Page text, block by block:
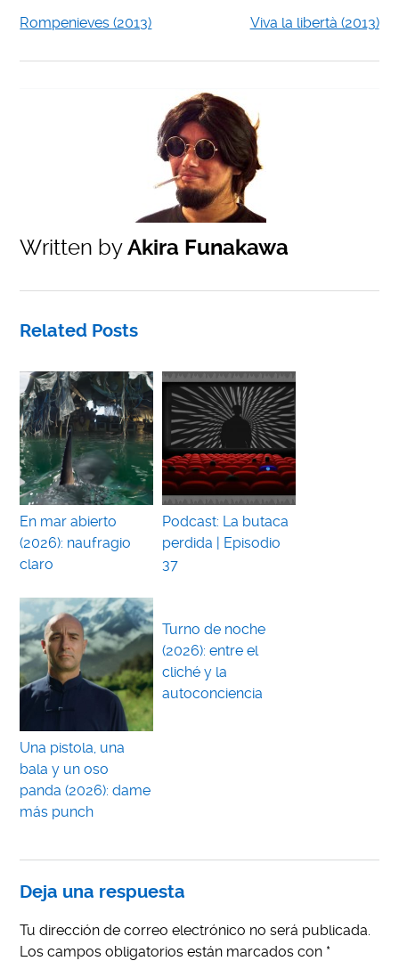
Rompenieves (2013) Viva la libertà (2013)
Written byAkira Funakawa
Related Posts
En mar abierto
(2026): naufragio
claro
Podcast: La butaca
perdida | Episodio
37
Una pistola, una
bala y un oso
panda (2026): dame
más punch
Turno de noche
(2026): entre el
cliché y la
autoconciencia
Deja una respuesta
Tu dirección de correo electrónico no será publicada.
Los campos obligatorios están marcados con *